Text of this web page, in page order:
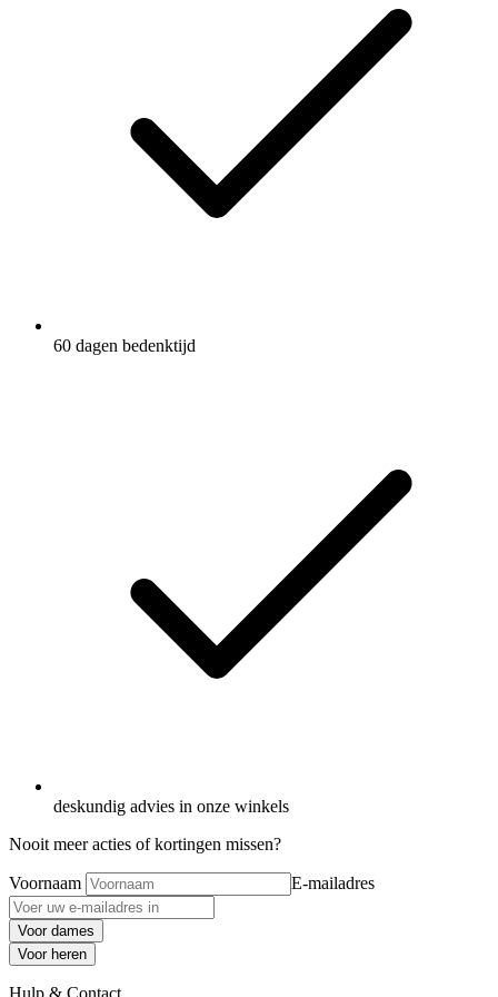
60 dagen bedenktijd
deskundig advies in onze winkels
Nooit meer acties of kortingen missen?
Voornaam E-mailadres
Voor dames
Voor heren